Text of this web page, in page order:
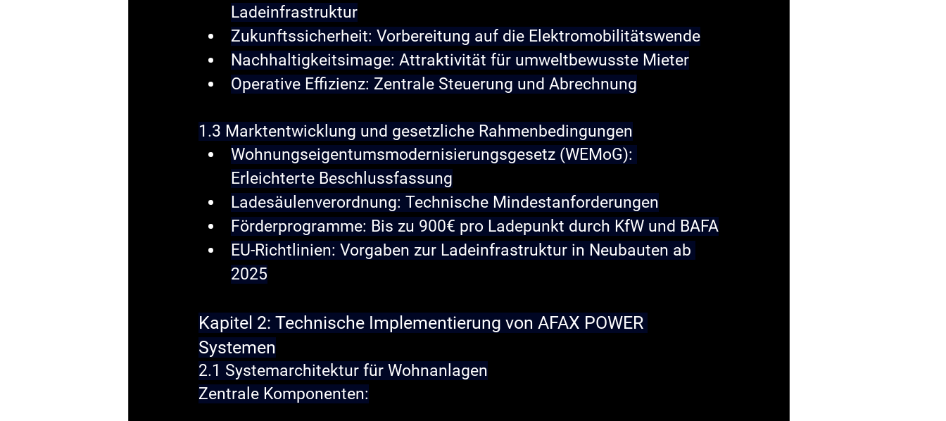
Ladeinfrastruktur
Zukunftssicherheit: Vorbereitung auf die Elektromobilitätswende
Nachhaltigkeitsimage: Attraktivität für umweltbewusste Mieter
Operative Effizienz: Zentrale Steuerung und Abrechnung
1.3 Marktentwicklung und gesetzliche Rahmenbedingungen
Wohnungseigentumsmodernisierungsgesetz (WEMoG):
Erleichterte Beschlussfassung
Ladesäulenverordnung: Technische Mindestanforderungen
Förderprogramme: Bis zu 900€ pro Ladepunkt durch KfW und BAFA
EU-Richtlinien: Vorgaben zur Ladeinfrastruktur in Neubauten ab
2025
Kapitel 2: Technische Implementierung von AFAX POWER
Systemen
2.1 Systemarchitektur für Wohnanlagen
Zentrale Komponenten: